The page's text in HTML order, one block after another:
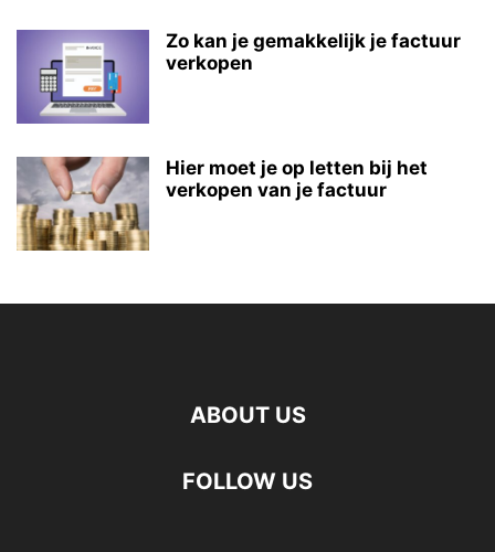
Zo kan je gemakkelijk je factuur
verkopen
Hier moet je op letten bij het
verkopen van je factuur
ABOUT US
FOLLOW US